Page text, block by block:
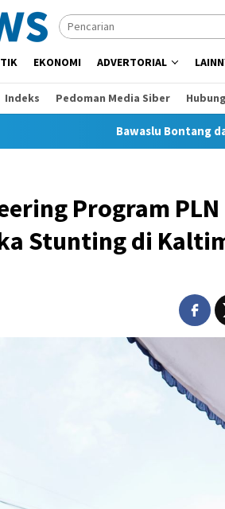
EKONOMI ADVERTORIAL
Indeks Pedoman Media Siber
Bawaslu Bontang dan JMSI
Program PLN
Stunting di